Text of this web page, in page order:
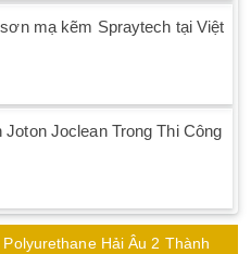
mạ kẽm Spraytech tại Việt
Joclean Trong Thi Công
Hải Âu 2 Thành